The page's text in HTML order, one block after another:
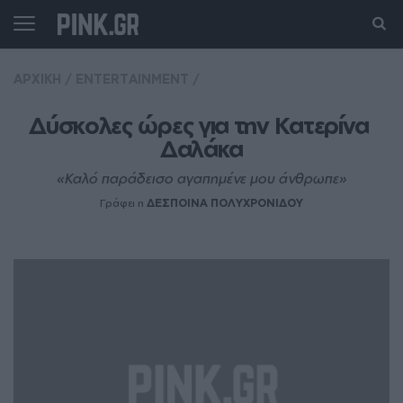
Δύσκολες ώρες για την Κατερίνα
Δαλάκα
«Καλό παράδεισο αγαπημένε μου άνθρωπε»
Γράφει η ΔΕΣΠΟΙΝΑ ΠΟΛΥΧΡΟΝΙΔΟΥ